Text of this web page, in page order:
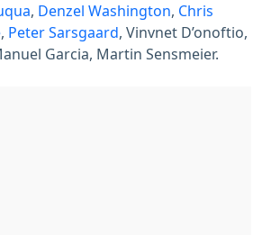
, Denzel Washington, Chris
, Peter Sarsgaard, Vinvnet D’onoftio,
Garcia, Martin Sensmeier.